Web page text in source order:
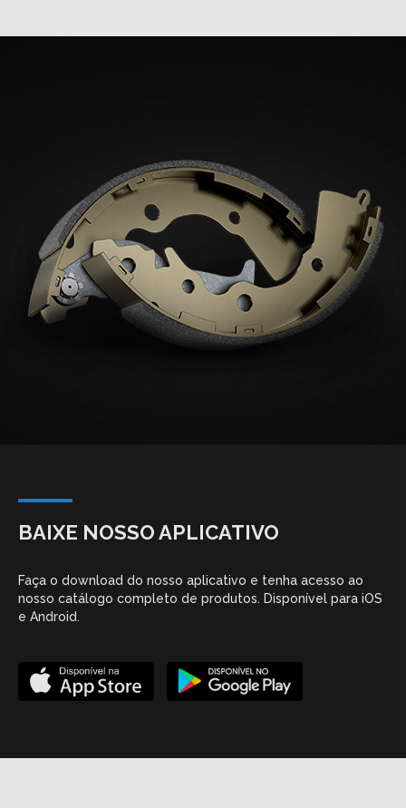
BAIXE NOSSO APLICATIVO
Faça o download do nosso aplicativo e tenha acesso ao
nosso catálogo completo de produtos. Disponível para iOS
e Android.